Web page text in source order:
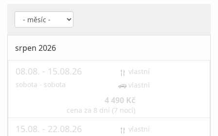
srpen 2026
08.08. - 15.08.26
sobota - sobota
vlastní
vlastní
4 490 Kč
cena za 8 dní (7 nocí)
15.08. - 22.08.26
vlastní